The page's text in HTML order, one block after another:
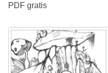
PDF gratis